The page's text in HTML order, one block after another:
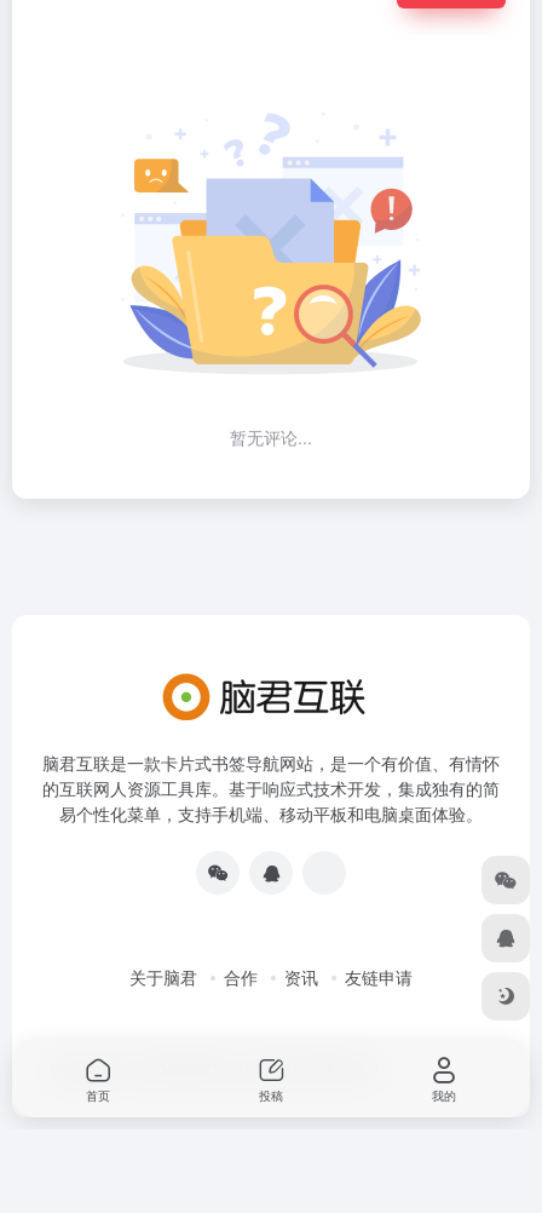
暂无评论...
脑君互联是一款卡片式书签导航网站，是一个有价值、有情怀
的互联网人资源工具库。基于响应式技术开发，集成独有的简
易个性化菜单，支持手机端、移动平板和电脑桌面体验。
关于脑君 合作 资讯 友链申请
Copyright © 2026 京ICP备19022836号-4
首页 投稿 我的